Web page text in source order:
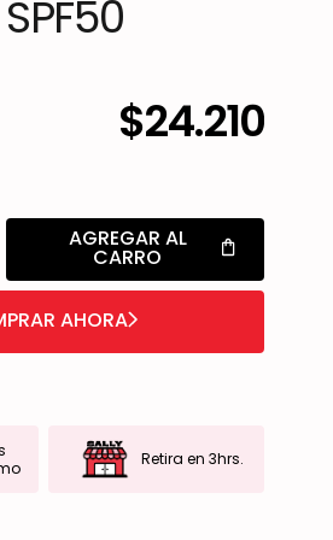
$24.210
AGREGAR AL
CARRO
AHORA
Retira en 3hrs.